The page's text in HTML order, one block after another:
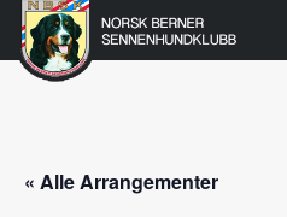
Gå
Norsk
Berner
« Alle Arrangementer